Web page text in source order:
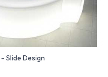
Slide Design